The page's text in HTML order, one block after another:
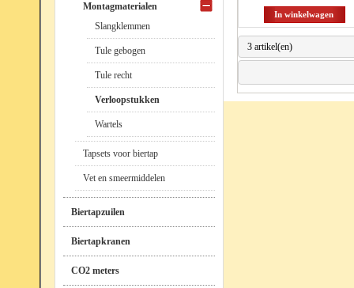
Montagmaterialen
Slangklemmen
Tule gebogen
Tule recht
Verloopstukken
Wartels
Tapsets voor biertap
Vet en smeermiddelen
Biertapzuilen
Biertapkranen
CO2 meters
In winkelwagen
3 artikel(en)